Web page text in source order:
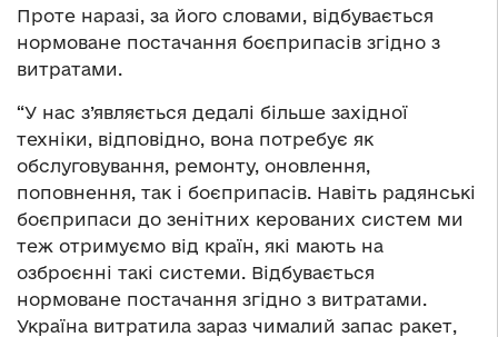
Проте наразі, за його словами, відбувається
нормоване постачання боєприпасів згідно з
витратами.
“У нас з’являється дедалі більше західної
техніки, відповідно, вона потребує як
обслуговування, ремонту, оновлення,
поповнення, так і боєприпасів. Навіть радянські
боєприпаси до зенітних керованих систем ми
теж отримуємо від країн, які мають на
озброєнні такі системи. Відбувається
нормоване постачання згідно з витратами.
Україна витратила зараз чималий запас ракет,